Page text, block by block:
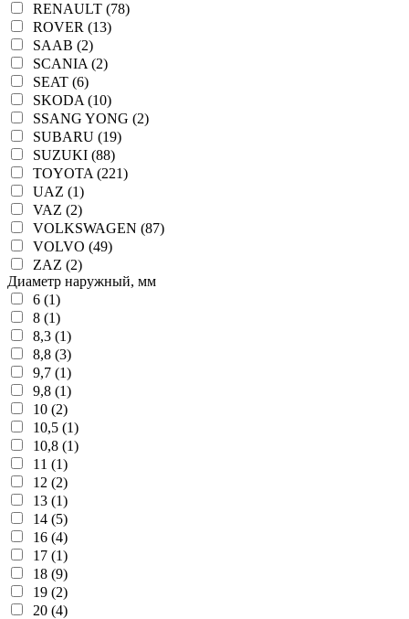
RENAULT (78)
ROVER (13)
SAAB (2)
SCANIA (2)
SEAT (6)
SKODA (10)
SSANG YONG (2)
SUBARU (19)
SUZUKI (88)
TOYOTA (221)
UAZ (1)
VAZ (2)
VOLKSWAGEN (87)
VOLVO (49)
ZAZ (2)
Диаметр наружный, мм
6 (1)
8 (1)
8,3 (1)
8,8 (3)
9,7 (1)
9,8 (1)
10 (2)
10,5 (1)
10,8 (1)
11 (1)
12 (2)
13 (1)
14 (5)
16 (4)
17 (1)
18 (9)
19 (2)
20 (4)